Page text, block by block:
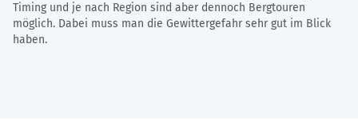
Timing und je nach Region sind aber dennoch Bergtouren
möglich. Dabei muss man die Gewittergefahr sehr gut im Blick
haben.